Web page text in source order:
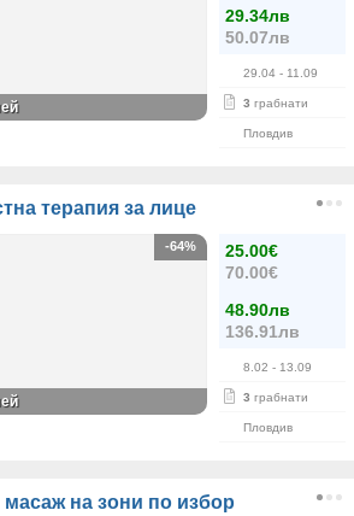
29.34лв
50.07лв
29.04 - 11.09
3 грабнати
Пловдив
терапия за лице
25.00€
70.00€
48.90лв
136.91лв
8.02 - 13.09
3 грабнати
Пловдив
-64%
масаж на зони по избор